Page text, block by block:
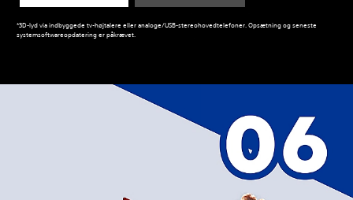
*3D-lyd via indbyggede tv-højtalere eller analoge/USB-stereohovedtelefoner. Opsætning og seneste
systemsoftwareopdatering er påkrævet.